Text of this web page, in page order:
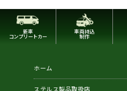
新車
コンプリートカー
車両持込
制作
ホーム
ステルス製品取扱店